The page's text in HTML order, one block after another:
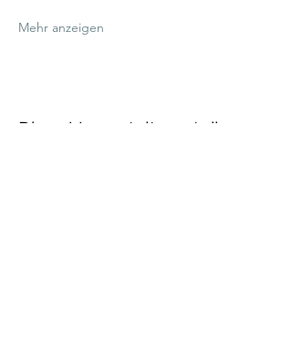
Mehr anzeigen
Diese Veranstaltung teilen